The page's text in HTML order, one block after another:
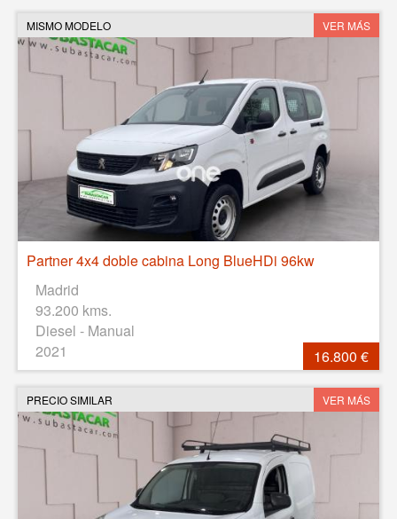
MISMO MODELO VER MÁS
Partner 4x4 doble cabina Long BlueHDi 96kw
Madrid
93.200 kms.
Diesel - Manual
2021
16.800 €
PRECIO SIMILAR VER MÁS